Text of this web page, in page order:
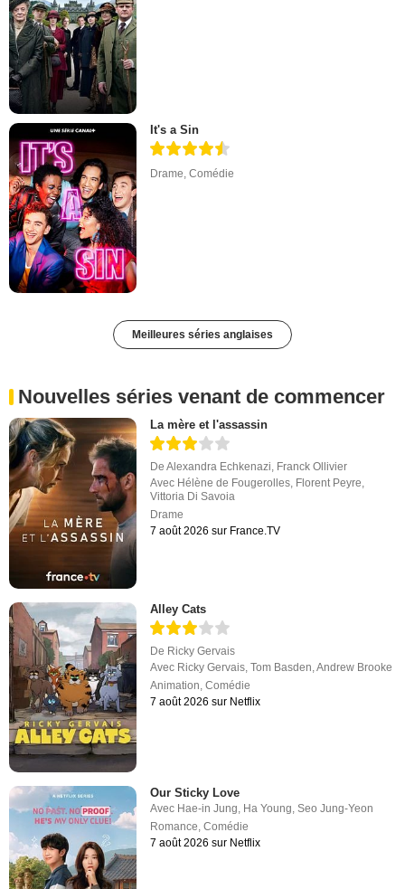
It's a Sin
Drame,Comédie
Meilleures séries anglaises
Nouvelles séries venant de commencer
La mère et l'assassin
DeAlexandra Echkenazi, Franck Ollivier
Avec Hélène de Fougerolles, Florent Peyre,
Vittoria Di Savoia
Drame
7 août 2026 sur France.TV
Alley Cats
De Ricky Gervais
Avec Ricky Gervais ,Tom Basden ,Andrew Brooke
Animation ,Comédie
7 août 2026 sur Netflix
Our Sticky Love
Avec Hae-in Jung, Ha Young,Seo Jung-Yeon
Romance,Comédie
7 août 2026 sur Netflix